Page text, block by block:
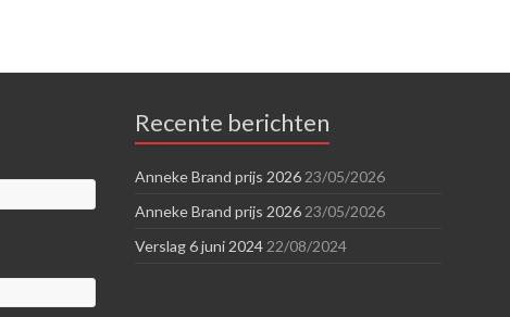
Recente berichten
Anneke Brand prijs 2026 23/05/2026
Anneke Brand prijs 2026 23/05/2026
Verslag 6 juni 2024 22/08/2024